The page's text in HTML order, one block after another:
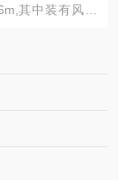
其中装有风机